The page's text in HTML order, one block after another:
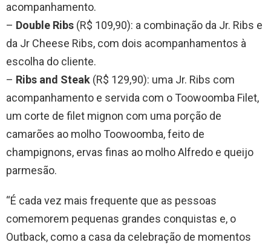
acompanhamento.
– Double Ribs (R$ 109,90): a combinação da Jr. Ribs e
da Jr Cheese Ribs, com dois acompanhamentos à
escolha do cliente.
– Ribs and Steak (R$ 129,90): uma Jr. Ribs com
acompanhamento e servida com o Toowoomba Filet,
um corte de filet mignon com uma porção de
camarões ao molho Toowoomba, feito de
champignons, ervas finas ao molho Alfredo e queijo
parmesão.
“É cada vez mais frequente que as pessoas
comemorem pequenas grandes conquistas e, o
Outback, como a casa da celebração de momentos